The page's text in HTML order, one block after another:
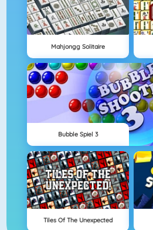
Mahjongg Solitaire
Bubble Spiel 3
Tiles Of The Unexpected